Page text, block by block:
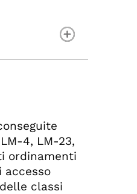
4, LM-23,
ordinamenti
accesso
classi